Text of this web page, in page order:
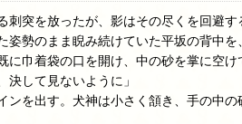
刺突を放ったが、影はその尽くを回避す
姿勢のまま睨み続けていた平坂の背中を
に巾着袋の口を開け、中の砂を掌に空
して見ないように」
ンを出す。犬神は小さく頷き、手の中